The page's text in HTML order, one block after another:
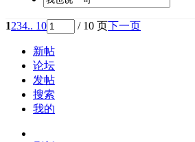
1234.. 10 / 10 页下一页
新帖
论坛
发帖
搜索
我的